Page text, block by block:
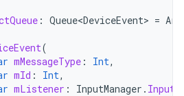
: Queue<DeviceEvent> =
(
mMessageType : Int,
mId : Int,
mListener : InputManager .